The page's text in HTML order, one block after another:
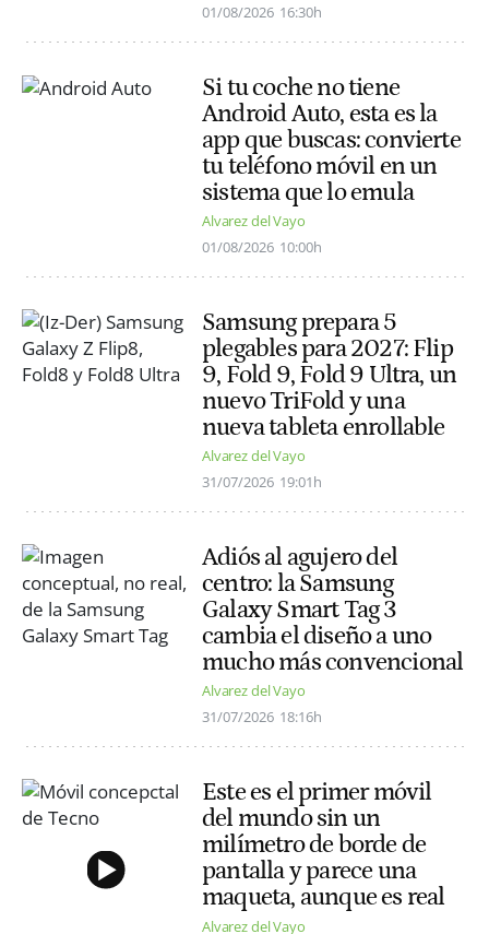
01/08/2026 16:30h
Si tu coche no tiene
Android Auto, esta es la
app que buscas: convierte
tu teléfono móvil en un
sistema que lo emula
Alvarez del Vayo
01/08/2026 10:00h
Samsung prepara 5
plegables para 2027: Flip
9, Fold 9, Fold 9 Ultra, un
nuevo TriFold y una
nueva tableta enrollable
Alvarez del Vayo
31/07/2026 19:01h
Adiós al agujero del
centro: la Samsung
Galaxy Smart Tag 3
cambia el diseño a uno
mucho más convencional
Alvarez del Vayo
31/07/2026 18:16h
Este es el primer móvil
del mundo sin un
milímetro de borde de
pantalla y parece una
maqueta, aunque es real
Alvarez del Vayo